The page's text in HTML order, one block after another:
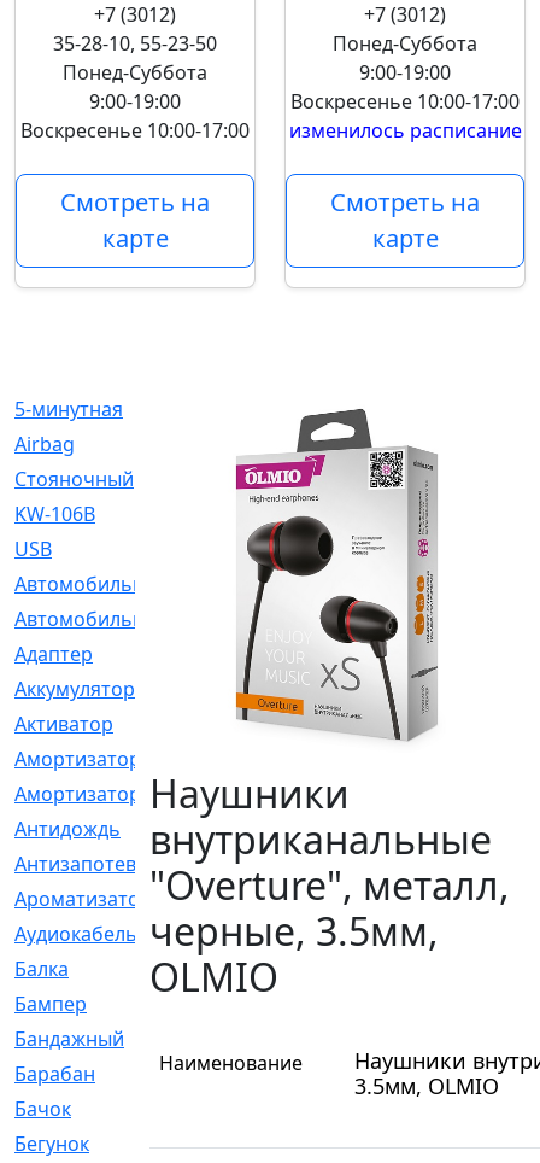
+7 (3012)
35-28-10, 55-23-50
Понед-Суббота
9:00-19:00
Воскресенье 10:00-17:00
Смотреть на
карте
+7 (3012)
Понед-Суббота
9:00-19:00
Воскресенье 10:00-17:00
изменилось расписание
Смотреть на
карте
5-минутная
Airbag
Cтояночный
[1]
KW-106B
USB
[6]
Автомобильное
Автомобильный
Адаптер
[3]
Аккумулятор
[2]
Активатор
[1]
Амортизатор
Амортизаторы
[21]
Антидождь
[1]
Антизапотеватель
[1]
Ароматизатор
[35]
Аудиокабель
[2]
Балка
[58]
Бампер
Бандажный
Барабан
[5]
Бачок
Бегунок
[21]
Наушники
внутриканальные
"Overture", металл,
черные, 3.5мм,
OLMIO
Наименование
Наушники
3.5мм, OLMIO